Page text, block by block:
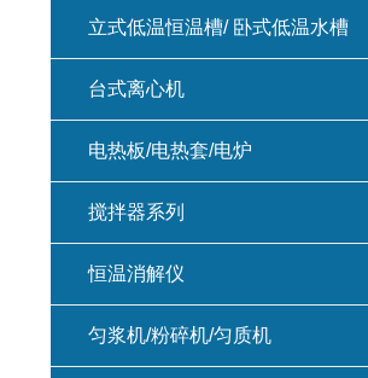
立式低温恒温槽/ 卧式低温水槽
台式离心机
电热板/电热套/电炉
搅拌器系列
恒温消解仪
匀浆机/粉碎机/匀质机